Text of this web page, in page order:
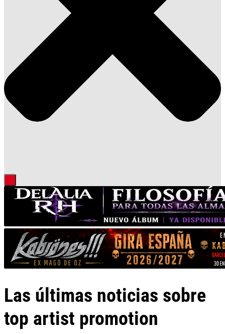
Las últimas noticias sobre
top artist promotion